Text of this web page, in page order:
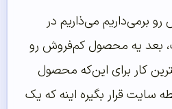
برمی‌داریم می‌ذاریم در
بعد یه محصول کم‌فروش رو
کار برای این‌که محصول
سایت قرار بگیره اینه که یک